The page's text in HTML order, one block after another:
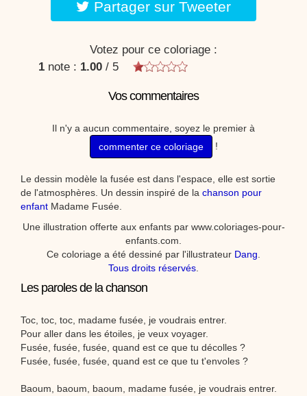
Partager sur Tweeter
Votez pour ce coloriage :
1 note : 1.00 / 5
Vos commentaires
Il n'y a aucun commentaire, soyez le premier à
commenter ce coloriage
!
Le dessin modèle la fusée est dans l'espace, elle est sortie
de l'atmosphères. Un dessin inspiré de la chanson pour
enfant Madame Fusée.
Une illustration offerte aux enfants par www.coloriages-pour-
enfants.com.
Ce coloriage a été dessiné par l'illustrateur Dang
Tous droits réservés
Les paroles de la chanson
Toc, toc, toc, madame fusée, je voudrais entrer.
Pour aller dans les étoiles, je veux voyager.
Fusée, fusée, fusée, quand est ce que tu décolles ?
Fusée, fusée, fusée, quand est ce que tu t'envoles ?
Baoum, baoum, baoum, madame fusée, je voudrais entrer.